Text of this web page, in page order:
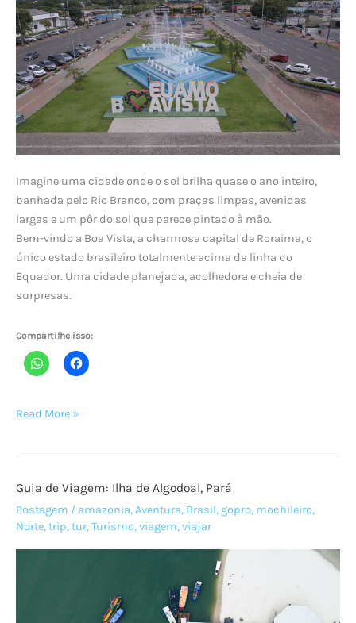
Imagine uma cidade onde o sol brilha quase o ano inteiro,
banhada pelo Rio Branco, com praças limpas, avenidas
largas e um pôr do sol que parece pintado à mão.
Bem-vindo a Boa Vista, a charmosa capital de Roraima, o
único estado brasileiro totalmente acima da linha do
Equador. Uma cidade planejada, acolhedora e cheia de
surpresas.
Compartilhe isso:
em
Boa
Vista,
Roraima,
Read More »
Guia de Viagem: Ilha de Algodoal, Pará
Postagem / amazonia,Aventura, Brasil, gopro, mochileiro,
Norte,trip,tur,Turismo,viagem,viajar